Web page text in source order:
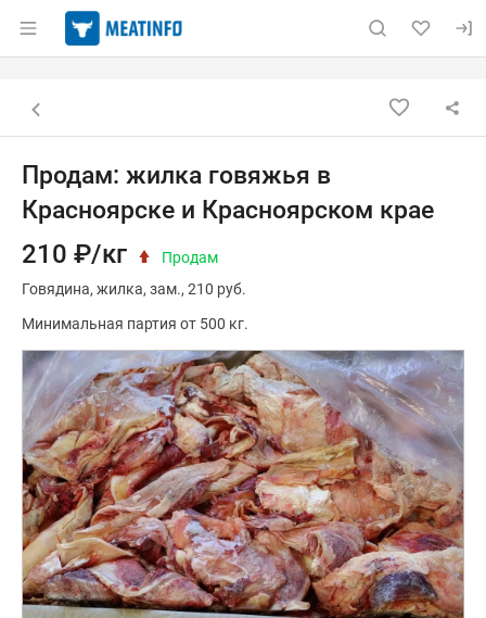
Раздел навигации по сайту meatinfo.ru
Объявление: Продам: жилка
Навигация и управление объявлением
Назад к списку объявлений
Продам: жилка говяжья в
Красноярске и Красноярском крае
210 ₽/кг
Продам
Говядина жилка зам. 210 руб.
Минимальная партия от 500 кг.